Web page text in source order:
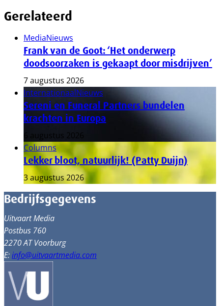
Gerelateerd
MediaNieuws
Frank van de Goot: ‘Het onderwerp
doodsoorzaken is gekaapt door misdrijven’
7 augustus 2026
InternationaalNieuws
Sereni en Funeral Partners bundelen
krachten in Europa
6 augustus 2026
Columns
Lekker bloot, natuurlijk! (Patty Duijn)
3 augustus 2026
Bedrijfsgegevens
Uitvaart Media
Postbus 760
2270 AT Voorburg
E:info@uitvaartmedia.com